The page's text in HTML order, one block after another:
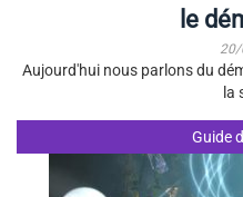
le
Aujourd'hui nous parlons du
la
Guide